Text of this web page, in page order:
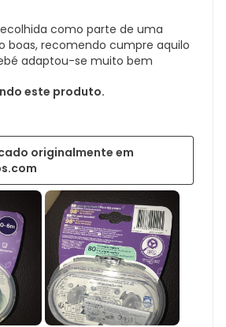
como parte de uma
boas, recomendo cumpre aquilo
adaptou-se muito bem
este produto.
originalmente em